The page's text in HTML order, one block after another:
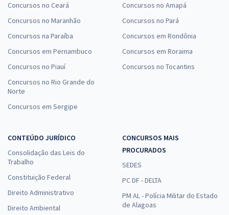
Concursos no Ceará
Concursos no Maranhão
Concursos na Paraíba
Concursos em Pernambuco
Concursos no Piauí
Concursos no Rio Grande do
Norte
Concursos em Sergipe
Concursos no Amapá
Concursos no Pará
Concursos em Rondônia
Concursos em Roraima
Concursos no Tocantins
CONTEÚDO JURÍDICO
Consolidação das Leis do
Trabalho
Constituição Federal
Direito Administrativo
Direito Ambiental
CONCURSOS MAIS
PROCURADOS
SEDES
PC DF - DELTA
PM AL - Polícia Militar do Estado
de Alagoas